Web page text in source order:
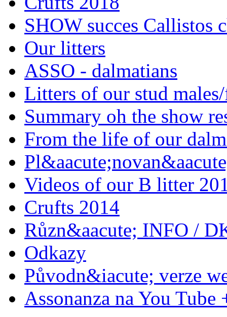
SHOW succes Callistos
Our litters
ASSO - dalmatians
Litters of our stud
Summary oh the show
From the life of our
Videos of our B litter
Crufts 2014
Různ&aacute; INFO /
Odkazy
Původn&iacute; verze
Assonanza na You Tube